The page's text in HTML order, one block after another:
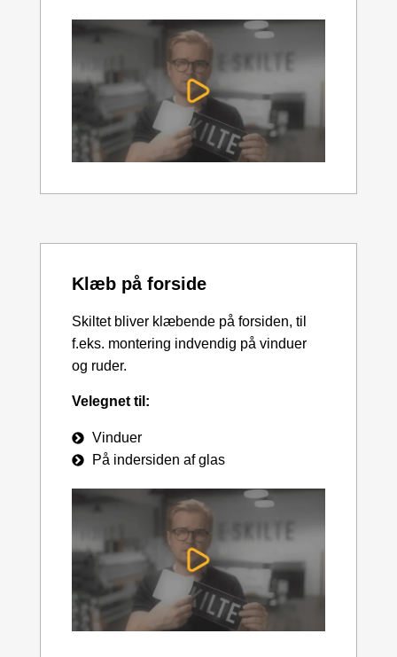
Klæb på forside
Skiltet bliver klæbende på forsiden, til
f.eks. montering indvendig på vinduer
og ruder.
Velegnet til:
Vinduer
På indersiden af glas